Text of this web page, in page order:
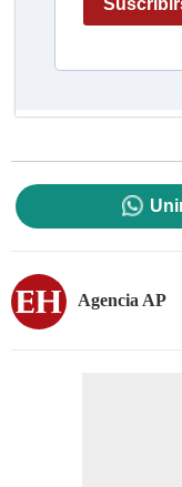
Agencia AP